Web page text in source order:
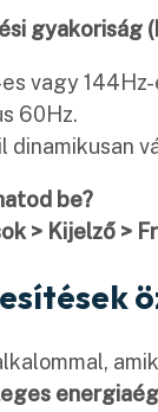
gyakoriság
es vagy
60Hz.
dinamikusan
be?
> Kijelző >